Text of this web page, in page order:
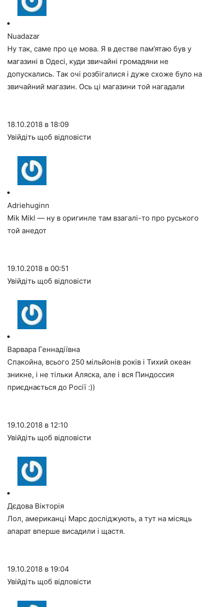
Nuadazar
Ну так, саме про це мова. Я в дестве пам’ятаю був у
магазині в Одесі, куди звичайні громадяни не
допускались. Так очі розбігалися і дуже схоже було на
звичайний магазин. Ось ці магазини той нагадали
18.10.2018 в 18:09
Увійдіть щоб відповісти
Adriehuginn
Mik Mikl — ну в оригинле там взагалі-то про руського
той анедот
19.10.2018 в 00:51
Увійдіть щоб відповісти
Варвара Геннадіївна
Спакойна, всього 250 мільйонів років і Тихий океан
зникне, і не тільки Аляска, але і вся Пиндоссия
приєднається до Росії :))
19.10.2018 в 12:10
Увійдіть щоб відповісти
Дєдова Вікторія
Лол, американці Марс досліджують, а тут на місяць
апарат вперше висадили і щастя.
19.10.2018 в 19:04
Увійдіть щоб відповісти